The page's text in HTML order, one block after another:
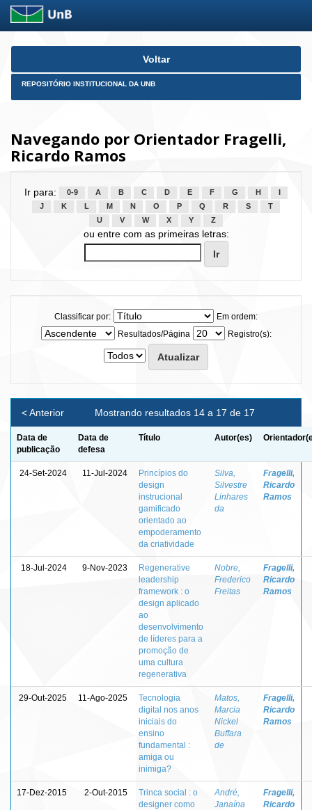
Skip
Voltar
REPOSITÓRIO INSTITUCIONAL DA UNB
Navegando por Orientador Fragelli,
Ricardo Ramos
Ir para: 0-9 A B C D E F G H
J
K L M N O P Q R S
T
U
V W X Y Z
ou entre com as primeiras letras:
Classificar por:
Em ordem:
Resultados/Página
Registro(s):
Mostrando resultados 14 a 17 de 17
< Anterior
Data de
publicação
Data de
defesa
Título Autor(es)
24-Set-2024 11-Jul-2024
Princípios do
design
instrucional
gamificado
orientado ao
empoderamento
da criatividade
Silva,
Silvestre
Linhares
da
Fragelli,
Ricardo
Ramos
18-Jul-2024 9-Nov-2023
Regenerative
leadership
framework : o
design aplicado
ao
desenvolvimento
de líderes para a
promoção de
uma cultura
regenerativa
Nobre,
Frederico
Freitas
Fragelli,
Ricardo
Ramos
29-Out-2025 11-Ago-2025
Tecnologia
digital nos anos
iniciais do
ensino
fundamental :
amiga ou
inimiga?
Matos,
Marcia
Nickel
Buffara
de
Fragelli,
Ricardo
Ramos
17-Dez-2015 2-Out-2015
Trinca social : o
designer como
André,
Janaína
Fragelli,
Ricardo